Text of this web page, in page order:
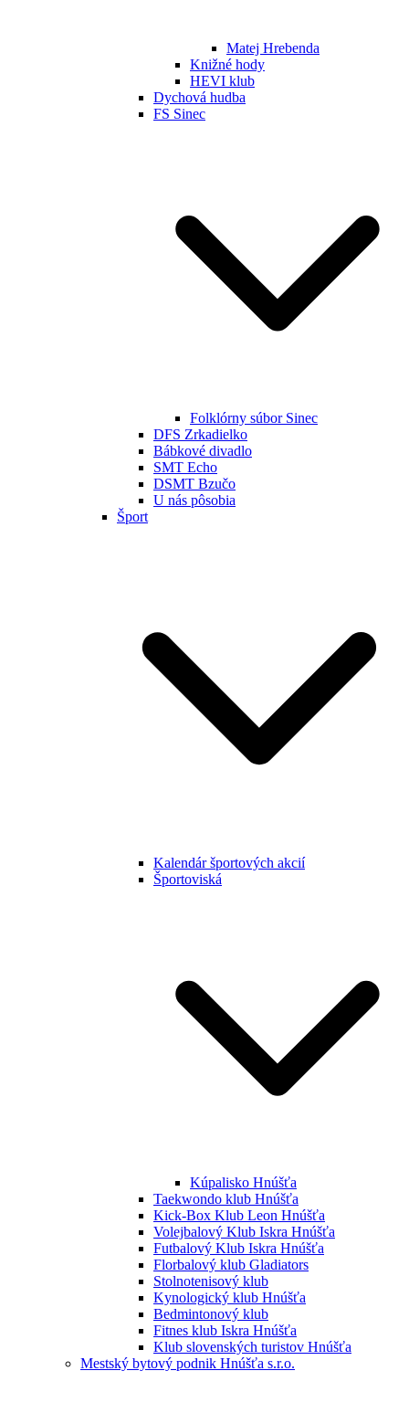
Matej Hrebenda
Knižné hody
HEVI klub
Dychová hudba
FS Sinec
Folklórny súbor Sinec
DFS Zrkadielko
Bábkové divadlo
SMT Echo
DSMT Bzučo
U nás pôsobia
Šport
Kalendár športových akcií
Športoviská
Kúpalisko Hnúšťa
Taekwondo klub Hnúšťa
Kick-Box Klub Leon Hnúšťa
Volejbalový Klub Iskra Hnúšťa
Futbalový Klub Iskra Hnúšťa
Florbalový klub Gladiators
Stolnotenisový klub
Kynologický klub Hnúšťa
Bedmintonový klub
Fitnes klub Iskra Hnúšťa
Klub slovenských turistov Hnúšťa
Mestský bytový podnik Hnúšťa s.r.o.